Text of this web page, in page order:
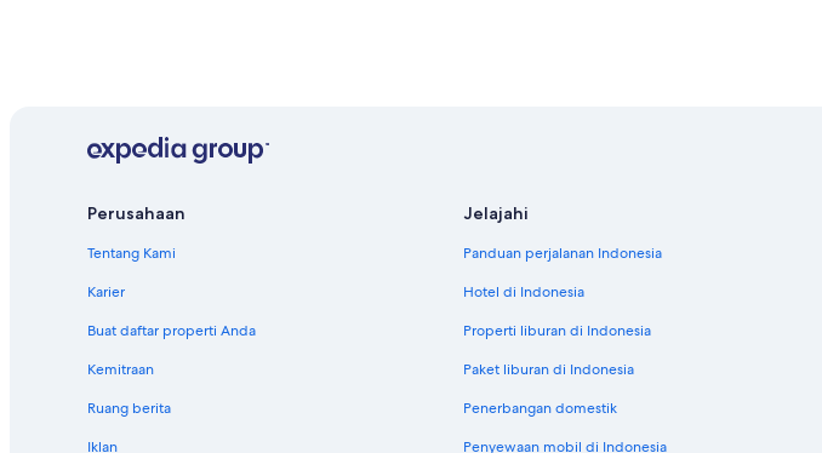
Perusahaan
Tentang Kami
Karier
Buat daftar properti Anda
Kemitraan
Ruang berita
Iklan
Jelajahi
Panduan perjalanan Indonesia
Hotel di Indonesia
Properti liburan di Indonesia
Paket liburan di Indonesia
Penerbangan domestik
Penyewaan mobil di Indonesia